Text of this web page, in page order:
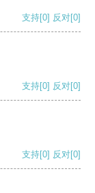
支持[0] 反对[0]
支持[0] 反对[0]
支持[0] 反对[0]